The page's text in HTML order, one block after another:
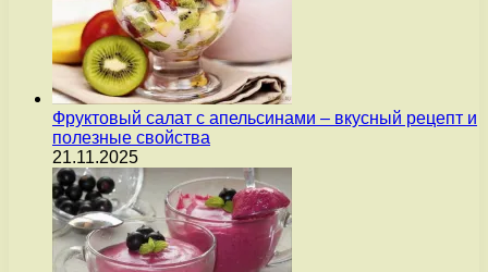
Фруктовый салат с апельсинами – вкусный рецепт и
полезные свойства
21.11.2025